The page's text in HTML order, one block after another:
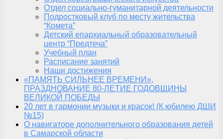
Отдел социально-гуманитарной деятельности
Подростковый клуб по месту жительства
“Комета”
Детский епархиальный образовательный
центр “Предтеча”
Учебный план
Расписание занятий
Наши достижения
«ПАМЯТЬ СИЛЬНЕЕ ВРЕМЕНИ»,
ПРАЗДНОВАНИЕ 80-ЛЕТИЕ ГОДОВЩИНЫ
ВЕЛИКОЙ ПОБЕДЫ
20 лет в гармонии музыки и красок! (К юбилею ДШИ
№15)
О навигаторе дополнительного образования детей
в Самарской области